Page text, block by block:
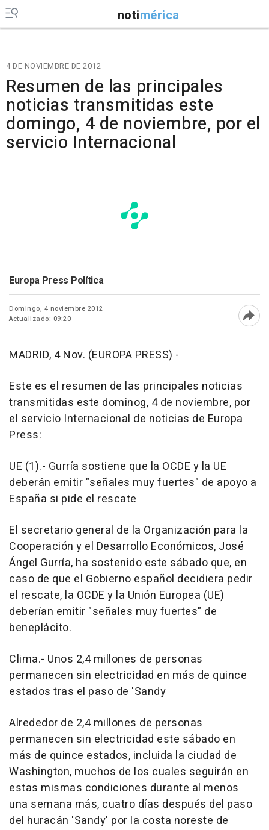
notimérica
4 DE NOVIEMBRE DE 2012
Resumen de las principales
noticias transmitidas este
domingo, 4 de noviembre, por el
servicio Internacional
Europa Press Política
Domingo, 4 noviembre 2012
Actualizado: 09:20
MADRID, 4 Nov. (EUROPA PRESS) -
Este es el resumen de las principales noticias
transmitidas este dominog, 4 de noviembre, por
el servicio Internacional de noticias de Europa
Press:
UE (1).- Gurría sostiene que la OCDE y la UE
deberán emitir "señales muy fuertes" de apoyo a
España si pide el rescate
El secretario general de la Organización para la
Cooperación y el Desarrollo Económicos, José
Ángel Gurría, ha sostenido este sábado que, en
caso de que el Gobierno español decidiera pedir
el rescate, la OCDE y la Unión Europea (UE)
deberían emitir "señales muy fuertes" de
beneplácito.
Clima.- Unos 2,4 millones de personas
permanecen sin electricidad en más de quince
estados tras el paso de 'Sandy
Alrededor de 2,4 millones de personas
permanecen sin electricidad este sábado en
más de quince estados, incluida la ciudad de
Washington, muchos de los cuales seguirán en
estas mismas condiciones durante al menos
una semana más, cuatro días después del paso
del huracán 'Sandy' por la costa noreste de